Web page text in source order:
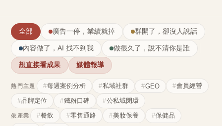
全部 廣告一停，業績就掉 群開了，卻沒人說話
內容做了，AI 找不到我 做很久了，說不清你是誰
想直接看成果 媒體報導
熱門主題 每週案例分析 私域社群 GEO
會員經營
品牌定位
鐵粉口碑 公私域閉環
依產業 餐飲 零售通路 美妝保養
保健品